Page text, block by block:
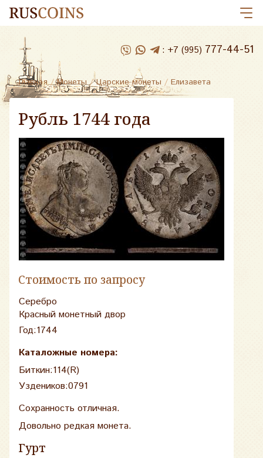
: +7 (995) 777-44-51
Главная / Монеты / Царские монеты / Елизавета
Рубль 1744 года
Стоимость по запросу
Серебро
Красный монетный двор
Год:1744
Каталожные номера:
Биткин:114(R)
Уздеников:0791
Сохранность отличная.
Довольно редкая монета.
Гурт